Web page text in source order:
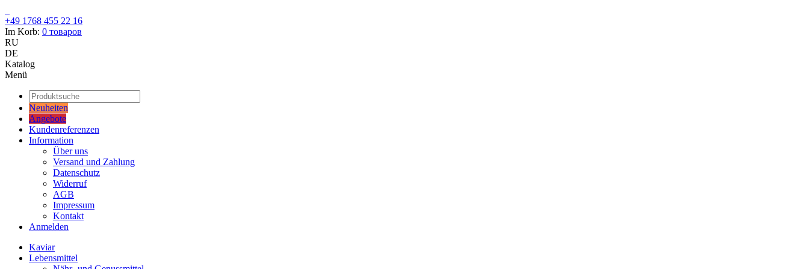
+49 1768 455 22 16
Im Korb: 0 товаров
RU
DE
Katalog
Menü
Neuheiten
Angebote
Kundenreferenzen
Information
Über uns
Versand und Zahlung
Datenschutz
Widerruf
AGB
Impressum
Kontakt
Anmelden
Kaviar
Lebensmittel